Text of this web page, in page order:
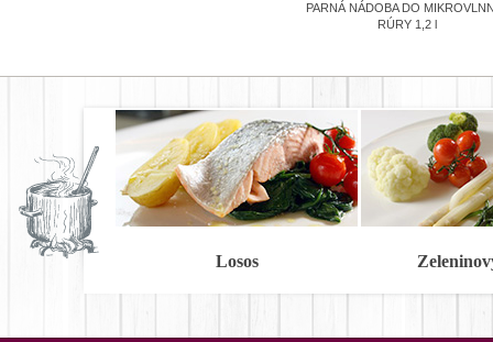
PARNÁ NÁDOBA DO
RÚRY 1,2 l
Losos